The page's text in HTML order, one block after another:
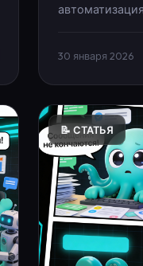
30 января 2026
📝 СТАТЬЯ